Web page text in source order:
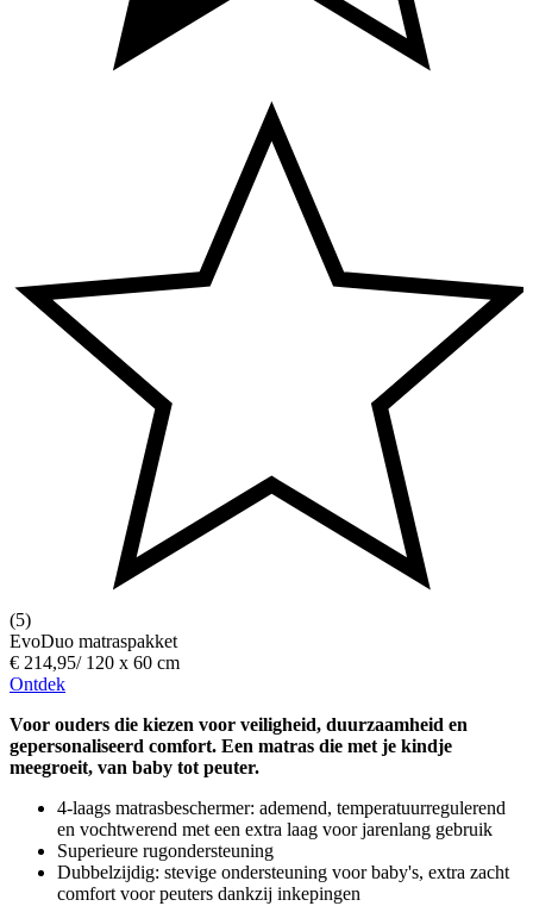
(5)
EvoDuo matraspakket
€ 214,95/ 120 x 60 cm
Ontdek
Voor ouders die kiezen voor veiligheid, duurzaamheid en
gepersonaliseerd comfort. Een matras die met je kindje
meegroeit, van baby tot peuter.
4-laags matrasbeschermer: ademend, temperatuurregulerend
en vochtwerend met een extra laag voor jarenlang gebruik
Superieure rugondersteuning
Dubbelzijdig: stevige ondersteuning voor baby's, extra zacht
comfort voor peuters dankzij inkepingen